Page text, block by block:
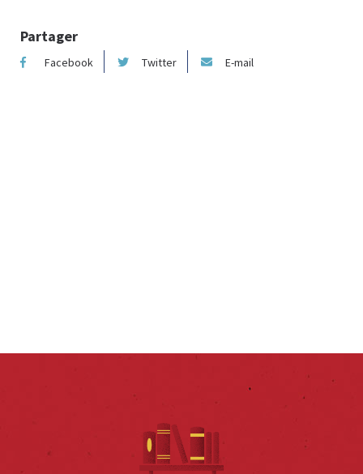
Partager
Facebook Twitter E-mail